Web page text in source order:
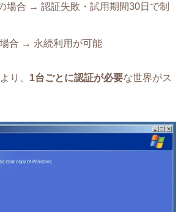
場合 → 認証失敗・試用期間30日で制
合 → 永続利用が可能
り、 1台ごとに認証が必要な世界がス